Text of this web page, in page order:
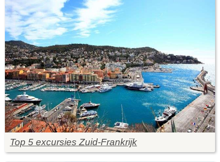
Top 5 excursies Zuid-Frankrijk